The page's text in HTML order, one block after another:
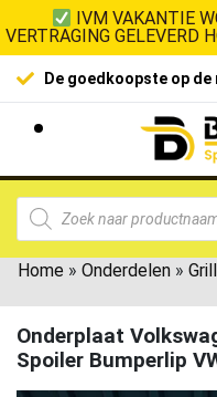
IVM VAKANTIE
VERTRAGING GELEVERD
De goedkoopste op de
Home » Onderdelen »
Onderplaat
Spoiler Bumperlip